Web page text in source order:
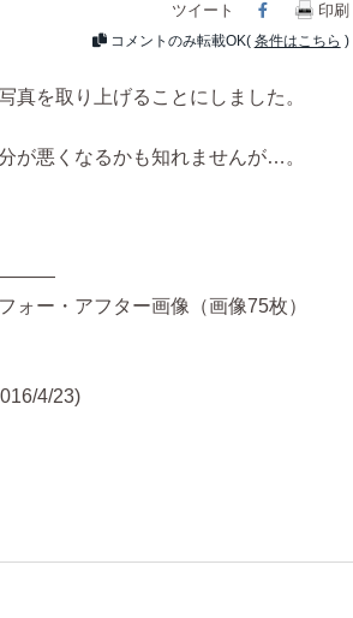
ツイート Facebook
印刷
コメントのみ転載OK( 条件はこちら )
真を取り上げることにしました。
が悪くなるかも知れませんが…。
ォー・アフター画像（画像75枚）
4/23)